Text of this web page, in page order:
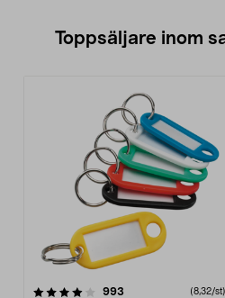
Toppsäljare inom
993 (8,32/st)
4.0 av 5 stjärnor